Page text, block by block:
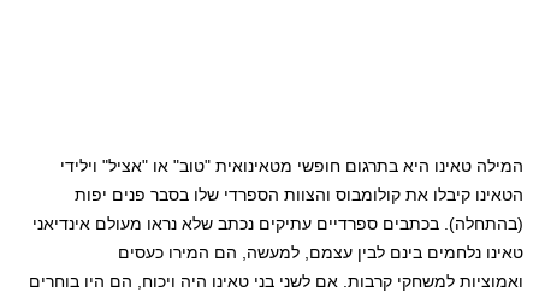
המילה טאינו היא בתרגום חופשי מטאינואית "טוב" או "אציל" וילידי
הטאינו קיבלו את קולומבוס והצוות הספרדי שלו בסבר פנים יפות
(בהתחלה). בכתבים ספרדיים עתיקים נכתב שלא נראו מעולם אינדיאני
טאינו נלחמים בינם לבין עצמם, למעשה, הם המירו כעסים
ואמוציות למשחקי קרבות. אם לשני בני טאינו היה ויכוח, הם היו בוחרים